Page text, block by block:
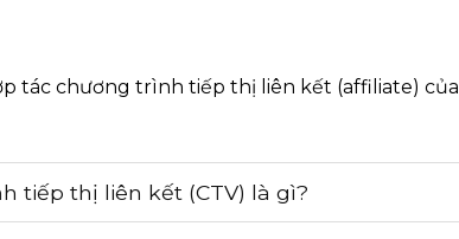
tác chương trình tiếp thị liên kết (affiliate) của
tiếp thị liên kết (CTV) là gì?